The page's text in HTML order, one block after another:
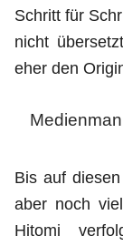
Schritt für
nicht
eher den
Bis auf
aber noch
Hitomi